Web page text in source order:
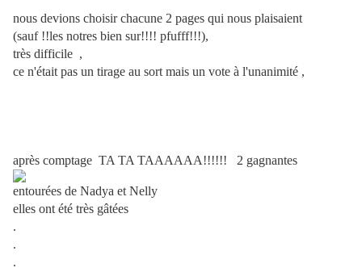
nous devions choisir chacune 2 pages qui nous plaisaient
(sauf !!les notres bien sur!!!! pfufff!!!),
très difficile ,
ce n'était pas un tirage au sort mais un vote à l'unanimité ,
après comptage TA TA TAAAAAA!!!!!! 2 gagnantes
entourées de Nadya et Nelly
elles ont été très gâtées
.
.
.